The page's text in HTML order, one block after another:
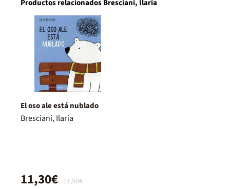
Productos relacionados Bresciani, Ilaria
El oso ale está nublado
Bresciani, Ilaria
11,90€
11,30€